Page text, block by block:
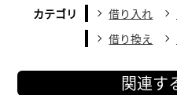
カテゴリ 借り入れ
借り換え
関連す